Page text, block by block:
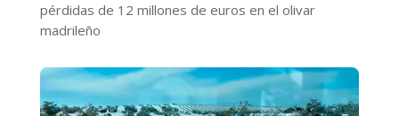
pérdidas de 12 millones de euros en el olivar
madrileño